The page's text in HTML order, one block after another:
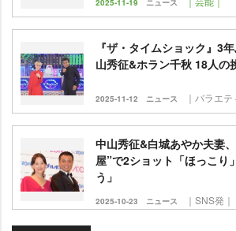
2025-11-19 ニュース
『ザ・タイムショック』3
山秀征&ホラン千秋 18人の
2025-11-12 ニュース ｜バラエテ
中山秀征&白城あやか夫妻
屋”で2ショット「ほっこり
う」
2025-10-23 ニュース ｜SNS発｜